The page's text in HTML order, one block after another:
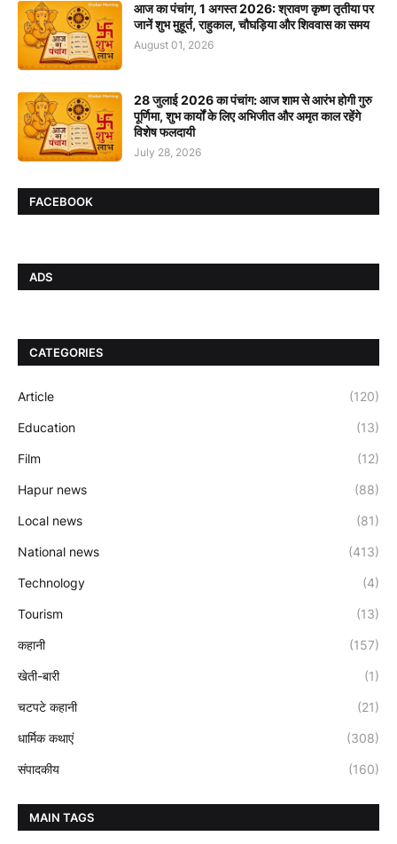
आज का पंचांग, 1 अगस्त 2026: श्रावण कृष्ण तृतीया पर
जानें शुभ मुहूर्त, राहुकाल, चौघड़िया और शिववास का समय
August 01, 2026
28 जुलाई 2026 का पंचांग: आज शाम से आरंभ होगी गुरु
पूर्णिमा, शुभ कार्यों के लिए अभिजीत और अमृत काल रहेंगे
विशेष फलदायी
July 28, 2026
FACEBOOK
ADS
CATEGORIES
Article (120)
Education (13)
Film (12)
Hapur news (88)
Local news (81)
National news (413)
Technology (4)
Tourism (13)
कहानी (157)
खेती-बारी (1)
चटपटे कहानी (21)
धार्मिक कथाएं (308)
संपादकीय (160)
MAIN TAGS